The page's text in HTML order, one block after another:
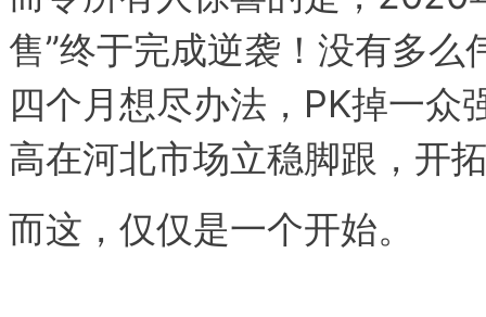
售”终于完成逆袭！没有多
四个月想尽办法，PK掉一众
高在河北市场立稳脚跟，开
而这，仅仅是一个开始。